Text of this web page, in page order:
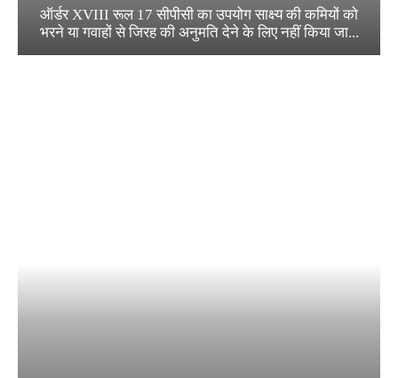
ऑर्डर XVIII रूल 17 सीपीसी का उपयोग साक्ष्य की कमियों को
भरने या गवाहों से जिरह की अनुमति देने के लिए नहीं किया जा...